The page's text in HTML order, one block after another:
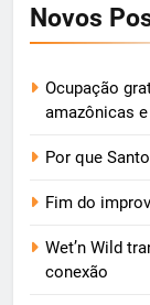
Novos
Ocupação
amazônicas
Por que
Fim do
Wet’n Wild
conexão